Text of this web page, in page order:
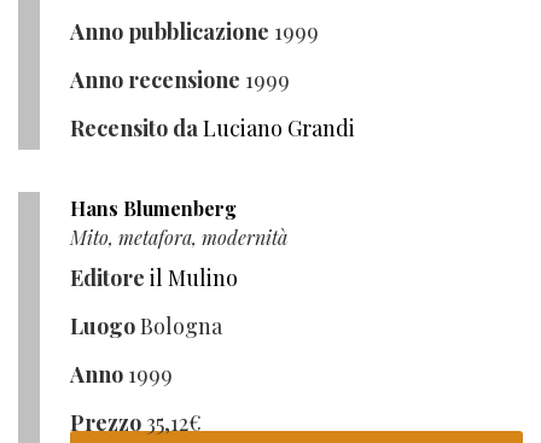
Anno pubblicazione 1999
Anno recensione 1999
Recensito daLuciano Grandi
Hans Blumenberg
Mito, metafora, modernità
Editore il Mulino
LuogoBologna
Anno 1999
Prezzo 35,12€